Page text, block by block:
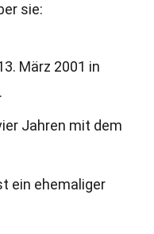
sie:
März 2001 in
Jahren mit dem
ein ehemaliger